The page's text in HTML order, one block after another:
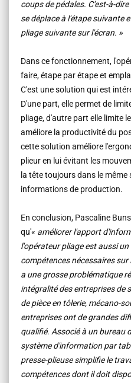
coups de pédales. C'est-à-
se déplace à l'étape suivante
pliage suivante sur l'écran. »
Dans ce fonctionnement,
faire, étape par étape et
C'est une solution qui est
D'une part, elle permet de
pliage, d'autre part elle limite
améliore la productivité du
cette solution améliore
plieur en lui évitant les
la tête toujours dans le même
informations de production.
En conclusion, Pascaline
qu'« améliorer l'apport
l'opérateur pliage est aussi
compétences nécessaires sur
a une grosse problématique
intégralité des entreprises de
de pièce en tôlerie, mécano-
entreprises ont de grandes
qualifié. Associé à un bureau
système d'information par
presse-plieuse simplifie le
compétences dont il doit